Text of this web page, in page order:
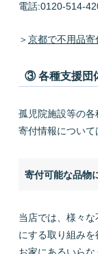
電話:0120-514-
＞京都で不用品
③ 各種支援団
孤児院施設等の各
寄付情報について
寄付可能な品物
当店では、様々
にする取り組みを